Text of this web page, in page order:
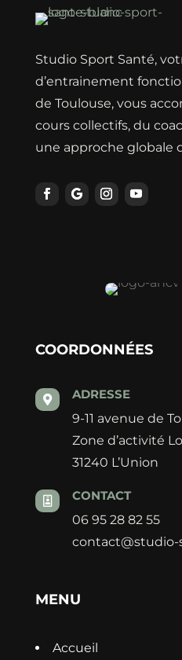
Studio Sport Santé,
d’entrainement
de Toulouse, vous
cours collectifs, du
une approche globale
COORDONNÉES

ADRESSE
9-11 avenue de
Zone d’activité
31240 L’Union

CONTACT
06 95 28 82 55
contact@studio-
MENU
Accueil